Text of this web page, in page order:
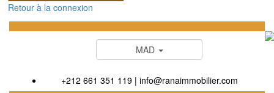
Retour à la connexion
MAD
+212 661 351 119| info@ranaimmobilier.com